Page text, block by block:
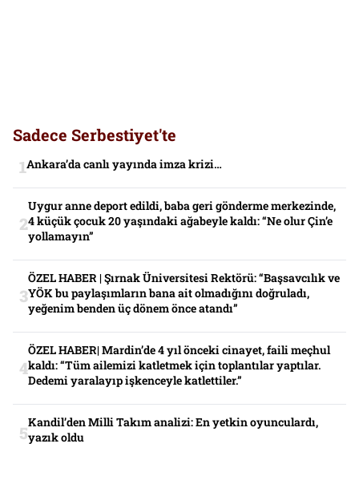
Sadece Serbestiyet'te
Ankara’da canlı yayında imza krizi…
Uygur anne deport edildi, baba geri gönderme merkezinde,
4 küçük çocuk 20 yaşındaki ağabeyle kaldı: “Ne olur Çin’e
yollamayın”
ÖZEL HABER | Şırnak Üniversitesi Rektörü: “Başsavcılık ve
YÖK bu paylaşımların bana ait olmadığını doğruladı,
yeğenim benden üç dönem önce atandı”
ÖZEL HABER| Mardin’de 4 yıl önceki cinayet, faili meçhul
kaldı: “Tüm ailemizi katletmek için toplantılar yaptılar.
Dedemi yaralayıp işkenceyle katlettiler.”
Kandil’den Milli Takım analizi: En yetkin oyunculardı,
yazık oldu